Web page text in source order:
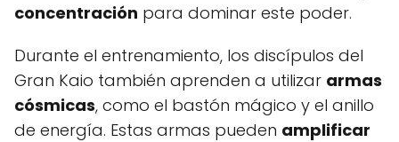
concentración para dominar este poder.
Durante el entrenamiento, los discípulos del
Gran Kaio también aprenden a utilizar armas
cósmicas, como el bastón mágico y el anillo
de energía. Estas armas pueden amplificar